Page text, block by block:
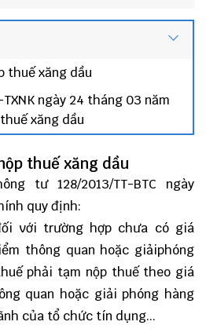
thuế xăng dầu
ngày 24 tháng 03 năm
xăng dầu
thuế xăng dầu
tư 128/2013/TT-BTC ngày
quy định:
với trường hợp chưa có giá
thông quan hoặc giảiphóng
phải tạm nộp thuế theo giá
quan hoặc giải phóng hàng
của tổ chức tín dụng...